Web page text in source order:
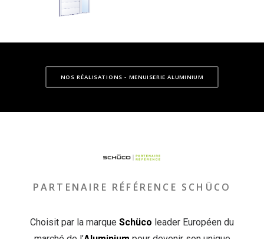
NOS RÉALISATIONS - MENUISERIE ALUMINIUM
PARTENAIRE RÉFÉRENCE SCHÜCO
Choisit par la marque Schüco leader Européen du